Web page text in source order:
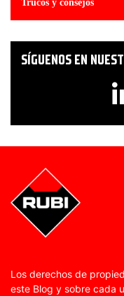
Trucos y consejos
SÍGUENOS EN
Los derechos de
este Blog y sobre cada